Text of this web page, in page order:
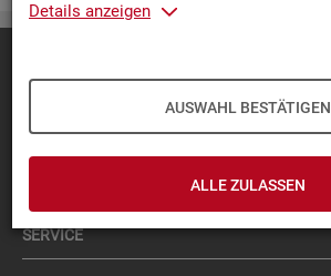
Details anzeigen
AUSWAHL BESTÄTIGEN
ALLE ZULASSEN
SER­VICE